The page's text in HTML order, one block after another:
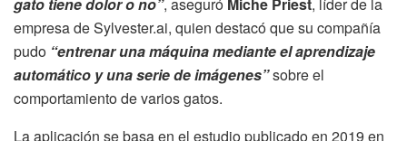
empresa de Sylvester.ai, quien destacó que su compañía
pudo “entrenar una máquina mediante el aprendizaje
automático y una serie de imágenes”sobre el
comportamiento de varios gatos.
La aplicación se basa en el estudio publicado en 2019 en